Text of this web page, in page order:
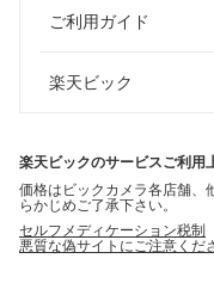
ご利用ガイド
楽天ビック
楽天ビックのサービスご利用
価格はビックカメラ各店舗、
らかじめご了承下さい。
セルフメディケーション税制
悪質な偽サイトにご注意くだ